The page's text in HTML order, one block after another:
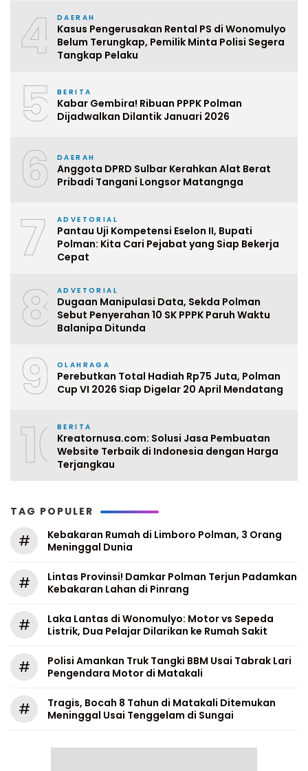
4 DAERAH
Kasus Pengerusakan Rental PS di Wonomulyo
Belum Terungkap, Pemilik Minta Polisi Segera
Tangkap Pelaku
5 BERITA
Kabar Gembira! Ribuan PPPK Polman
Dijadwalkan Dilantik Januari 2026
6 DAERAH
Anggota DPRD Sulbar Kerahkan Alat Berat
Pribadi Tangani Longsor Matangnga
7 ADVETORIAL
Pantau Uji Kompetensi Eselon II, Bupati
Polman: Kita Cari Pejabat yang Siap Bekerja
Cepat
8 ADVETORIAL
Dugaan Manipulasi Data, Sekda Polman
Sebut Penyerahan 10 SK PPPK Paruh Waktu
Balanipa Ditunda
9 OLAHRAGA
Perebutkan Total Hadiah Rp75 Juta, Polman
Cup VI 2026 Siap Digelar 20 April Mendatang
10BERITA
Kreatornusa.com: Solusi Jasa Pembuatan
Website Terbaik di Indonesia dengan Harga
Terjangkau
TAG POPULER
#
Kebakaran Rumah di Limboro Polman, 3 Orang
Meninggal Dunia
#
Lintas Provinsi! Damkar Polman Terjun Padamkan
Kebakaran Lahan di Pinrang
#
Laka Lantas di Wonomulyo: Motor vs Sepeda
Listrik, Dua Pelajar Dilarikan ke Rumah Sakit
#
Polisi Amankan Truk Tangki BBM Usai Tabrak Lari
Pengendara Motor di Matakali
#
Tragis, Bocah 8 Tahun di Matakali Ditemukan
Meninggal Usai Tenggelam di Sungai